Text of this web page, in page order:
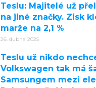
Teslu: Majitelé už
na jiné značky. Zisk
marže na 2,1 %
26. dubna 2025
Teslu už nikdo
Volkswagen tak má
Samsungem mezi